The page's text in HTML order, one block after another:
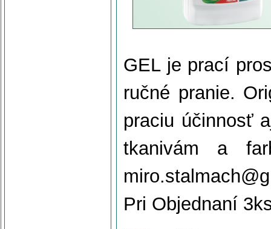
GEL je prací
ručné pranie.
praciu účinnosť
tkanivám a
Pri Objednaní